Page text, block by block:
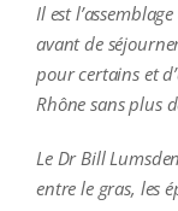
Il est
avant de
pour certains et
Rhône sans plus
Le Dr Bill
entre le gras, les